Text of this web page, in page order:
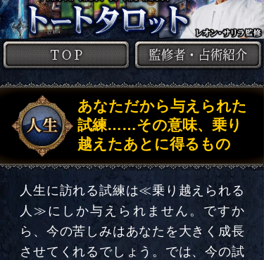
あなただから与えられた
試練……その意味、乗り
越えたあとに得るもの
人生に訪れる試練は≪乗り越えられる
人≫にしか与えられません。ですか
ら、今の苦しみはあなたを大きく成長
させてくれるでしょう。では、今の試